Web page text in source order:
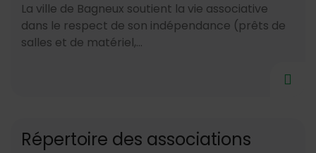
La ville de Bagneux soutient la vie associative
dans le respect de son indépendance (prêts de
salles et de matériel,...
Répertoire des associations